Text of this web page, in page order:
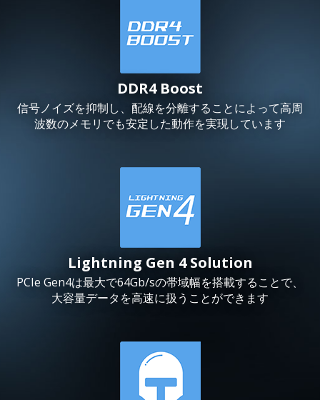
DDR4 Boost
信号ノイズを抑制し、配線を分離することによって高周
波数のメモリでも安定した動作を実現しています
Lightning Gen 4 Solution
PCIe Gen4は最大で64Gb/sの帯域幅を搭載することで、
大容量データを高速に扱うことができます